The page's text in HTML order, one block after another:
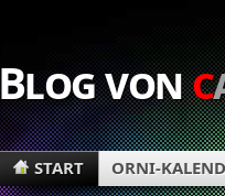
Blog vonc
START ORNI-